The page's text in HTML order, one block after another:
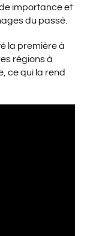
importance et
du passé.
la première à
régions à
ce qui la rend